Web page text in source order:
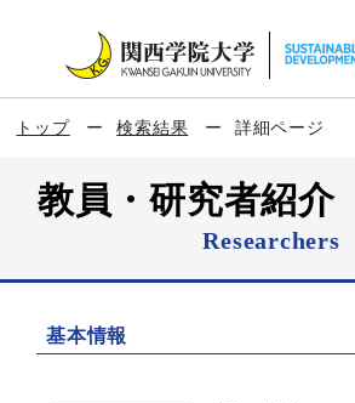
トップ 検索結果 詳細ページ
教員・研究者紹介
Researchers
基本情報